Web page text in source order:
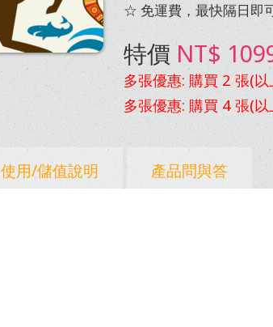
☆ 免運費，最快隔日即
特價 NT$
多張優惠: 購買 2 張(
多張優惠: 購買 4 張(
使用/儲值說明 產品問與答